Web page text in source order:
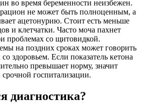
во время беременности неизбежен.
не может быть полноценным, а
ацетонурию. Стоит есть меньше
и клетчатки. Часто моча пахнет
проблемах со щитовидкой.
на поздних сроках может говорить
здоровьем. Если показатель кетона
превышает норму, значит
госпитализации.
диагностика?